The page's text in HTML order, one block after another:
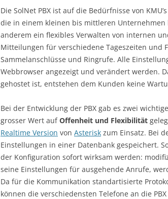
Die SolNet PBX ist auf die Bedürfnisse von
die in einem kleinen bis mittleren
anderem ein flexibles Verwalten von internen
Mitteilungen für verschiedene Tageszeiten und
Sammelanschlüsse und Ringrufe. Alle
Webbrowser angezeigt und verändert werden.
gehostet ist, entstehen dem Kunden keine
Bei der Entwicklung der PBX gab es zwei
grosser Wert aufOffenheit und Flexibilität
Realtime Version von Asterisk zum Einsatz. Bei
Einstellungen in einer Datenbank gespeichert.
der Konfiguration sofort wirksam werden:
seine Einstellungen für ausgehende Anrufe,
Da für die Kommunikation standartisierte
können die verschiedensten Telefone an die